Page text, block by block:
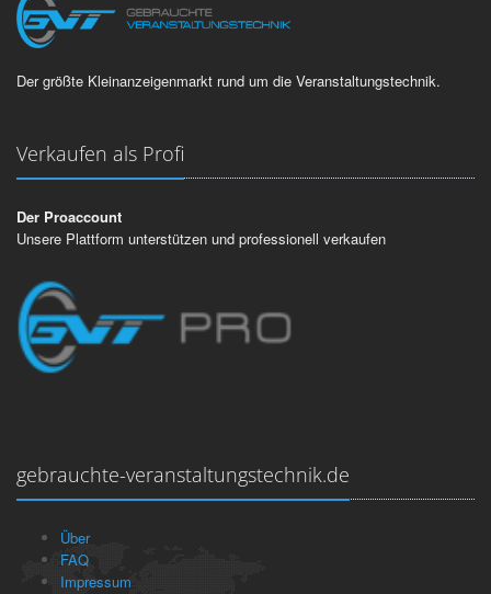
Der größte Kleinanzeigenmarkt rund um die Veranstaltungstechnik.
Verkaufen als Profi
Der Proaccount
Unsere Plattform unterstützen und professionell verkaufen
gebrauchte-veranstaltungstechnik.de
Über
FAQ
Impressum